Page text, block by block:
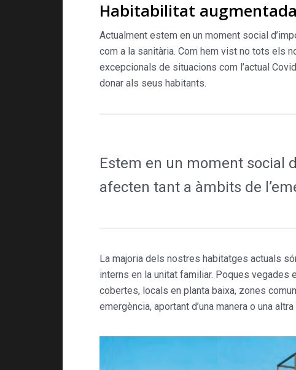
Habitabilitat augmentada
Actualment estem en un moment social
com a la sanitària. Com hem vist no tots els
excepcionals de situacions com l’actual
donar als seus habitants.
Estem en un moment social
afecten tant a àmbits de
La majoria dels nostres habitatges actuals
interns en la unitat familiar. Poques
cobertes, locals en planta baixa, zones
emergència, aportant d’una manera o una